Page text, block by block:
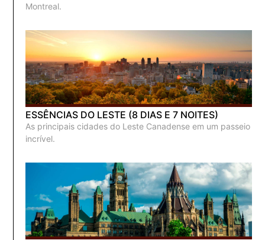
Montreal.
ESSÊNCIAS DO LESTE (8 DIAS E 7 NOITES)
As principais cidades do Leste Canadense em um passeio
incrível.